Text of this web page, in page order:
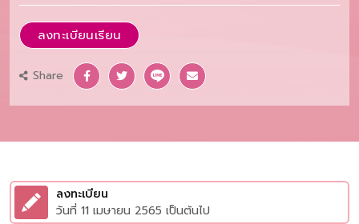
ลงทะเบียนเรียน
Share
ลงทะเบียน
วันที่ 11 เมษายน 2565 เป็นต้นไป